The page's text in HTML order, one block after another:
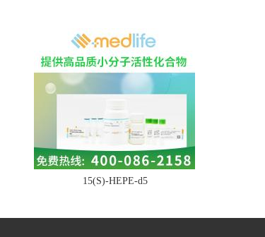
15(S)-HEPE-d5